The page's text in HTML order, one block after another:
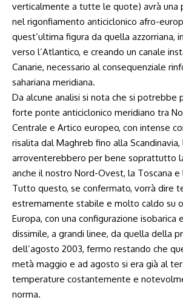
verticalmente a tutte le quote) avrà una
nel rigonfiamento anticiclonico afro-
quest’ultima figura da quella azzorriana,
verso l’Atlantico, e creando un canale
Canarie, necessario al consequenziale
sahariana meridiana.
Da alcune analisi si nota che si potrebbe
forte ponte anticiclonico meridiano tra
Centrale e Artico europeo, con intense
risalita dal Maghreb fino alla Scandinavia,
arroventerebbero per bene soprattutto
anche il nostro Nord-Ovest, la Toscana e
Tutto questo, se confermato, vorrà dire
estremamente stabile e molto caldo su
Europa, con una configurazione isobarica
dissimile, a grandi linee, da quella della
dell’agosto 2003, fermo restando che
metà maggio e ad agosto si era già al
temperature costantemente e
norma.